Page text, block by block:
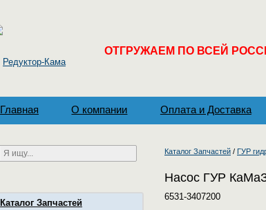
ОТГРУЖАЕМ ПО ВСЕЙ
Главная О компании Оплата и Доставка
Каталог Запчастей
Каталог Запчастей / ГУР
Насос ГУР
6531-3407200